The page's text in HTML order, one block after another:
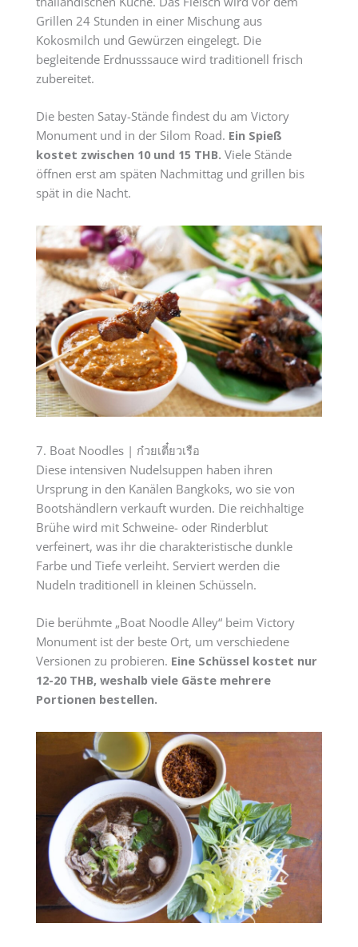
Grillen 24 Stunden in einer Mischung aus
Kokosmilch und Gewürzen eingelegt. Die
begleitende Erdnusssauce wird traditionell frisch
zubereitet.
Die besten Satay-Stände findest du am Victory
Monument und in der Silom Road. Ein Spieß
kostet zwischen 10 und 15 THB. Viele Stände
öffnen erst am späten Nachmittag und grillen bis
spät in die Nacht.
7. Boat Noodles | ก๋วยเตี๋ยวเรือ
Diese intensiven Nudelsuppen haben ihren
Ursprung in den Kanälen Bangkoks, wo sie von
Bootshändlern verkauft wurden. Die reichhaltige
Brühe wird mit Schweine- oder Rinderblut
verfeinert, was ihr die charakteristische dunkle
Farbe und Tiefe verleiht. Serviert werden die
Nudeln traditionell in kleinen Schüsseln.
Die berühmte „Boat Noodle Alley“ beim Victory
Monument ist der beste Ort, um verschiedene
Versionen zu probieren. Eine Schüssel kostet nur
12-20 THB, weshalb viele Gäste mehrere
Portionen bestellen.